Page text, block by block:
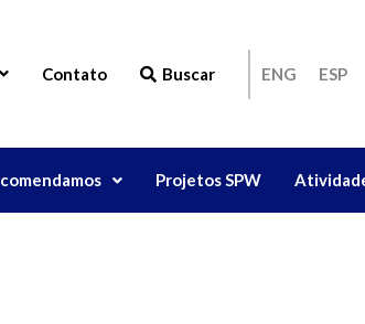
Contato Buscar ENG ESP
Projetos SPW